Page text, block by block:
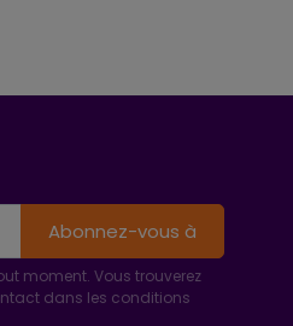
Abonnez-vous à
moment. Vous trouverez
dans les conditions